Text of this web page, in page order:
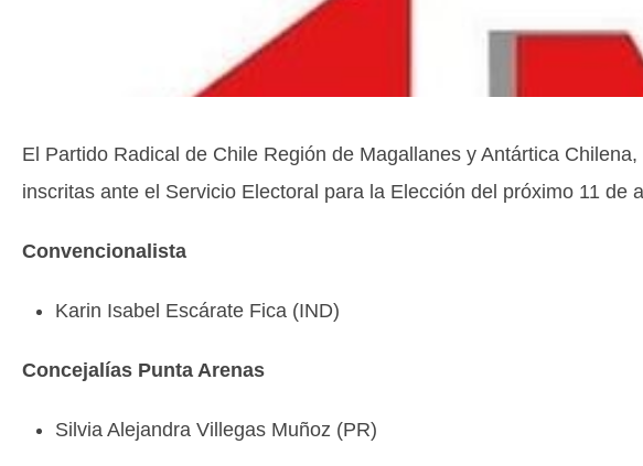
El Partido Radical de Chile Región de Magallanes y Antártica
inscritas ante el Servicio Electoral para la Elección del próximo 11 de
Convencionalista
Karin Isabel Escárate Fica (IND)
Concejalías Punta Arenas
Silvia Alejandra Villegas Muñoz (PR)